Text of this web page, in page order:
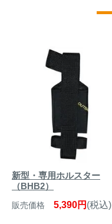
新型・専用ホルスター
（BHB2）
販売価格 5,390円 (税込)